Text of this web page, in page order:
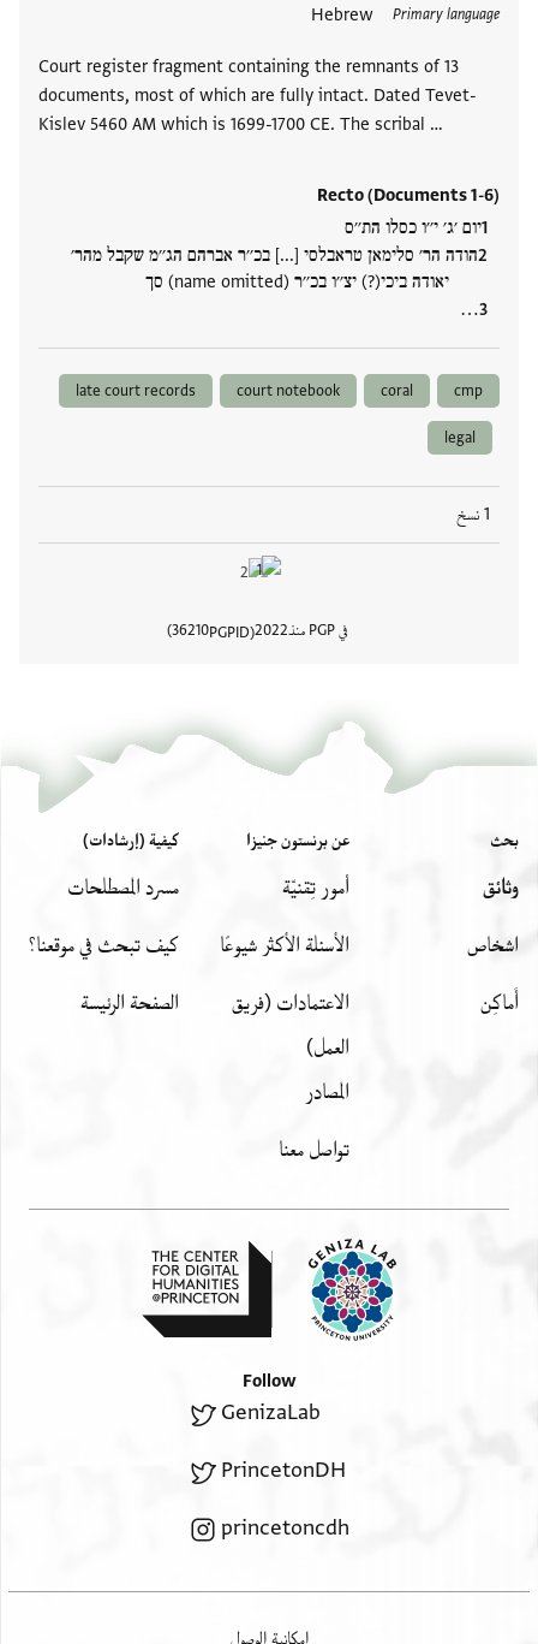
Primary language
Hebrew
Court register fragment containing the remnants of 13
documents, most of which are fully intact. Dated Tevet-
Kislev 5460 AM which is 1699-1700 CE. The scribal …
Recto (Documents 1-6)
יום ׳ג׳ י׳׳ו כסלו הת׳׳ס
הודה הר׳ סלימאן טראבלסי [...] בכ׳׳ר אברהם הג׳׳מ שקבל מהר׳
יאודה ביכי(?) יצ׳׳ו בכ׳׳ר (name omitted) סך
…
cmp
coral
court notebook
late court records
legal
1 نسخ
في PGP منذ 2022
PGPID
36210
بحث
وثائق
اشخاص
أَماكِن
عن برنستون جنيزا
أمور تِقنيّة
الأسئلة الأكثر شيوعًا
الاعتمادات (فريق
العمل)
المصادر
تواصل معنا
كيفية (إرشادات)
مسرد المصطلحات
كيف تبحث في موقعنا؟
الصفحة الرئيسة
Follow
GenizaLab
PrincetonDH
princetoncdh
إمكانية الوصول